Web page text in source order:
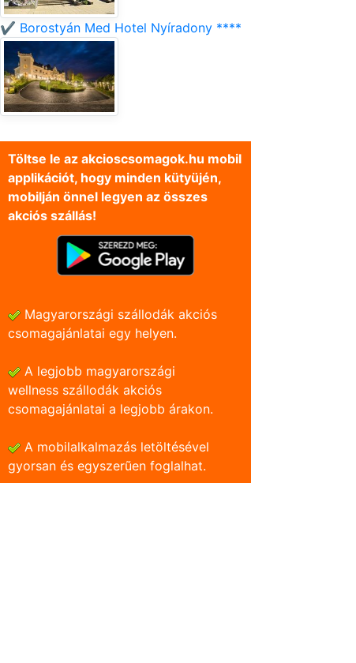
✔️ Borostyán Med Hotel Nyíradony ****
Töltse le az akcioscsomagok.hu mobil
applikációt, hogy minden kütyüjén,
mobilján önnel legyen az összes
akciós szállás!
Magyarországi szállodák akciós
csomagajánlatai egy helyen.
A legjobb magyarországi
wellness szállodák akciós
csomagajánlatai a legjobb árakon.
A mobilalkalmazás letöltésével
gyorsan és egyszerũen foglalhat.